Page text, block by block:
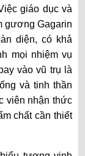
giáo dục và
gương Gagarin
diện, có khả
mọi nhiệm vụ
vào vũ trụ là
và tinh thần
viên nhận thức
chất cần thiết